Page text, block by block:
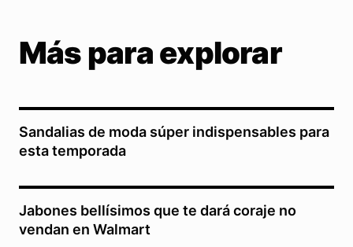
Más para explorar
Sandalias de moda súper indispensables para
esta temporada
Jabones bellísimos que te dará coraje no
vendan en Walmart